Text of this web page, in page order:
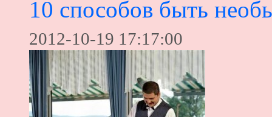
10 способов быть
2012-10-19 17:17:00